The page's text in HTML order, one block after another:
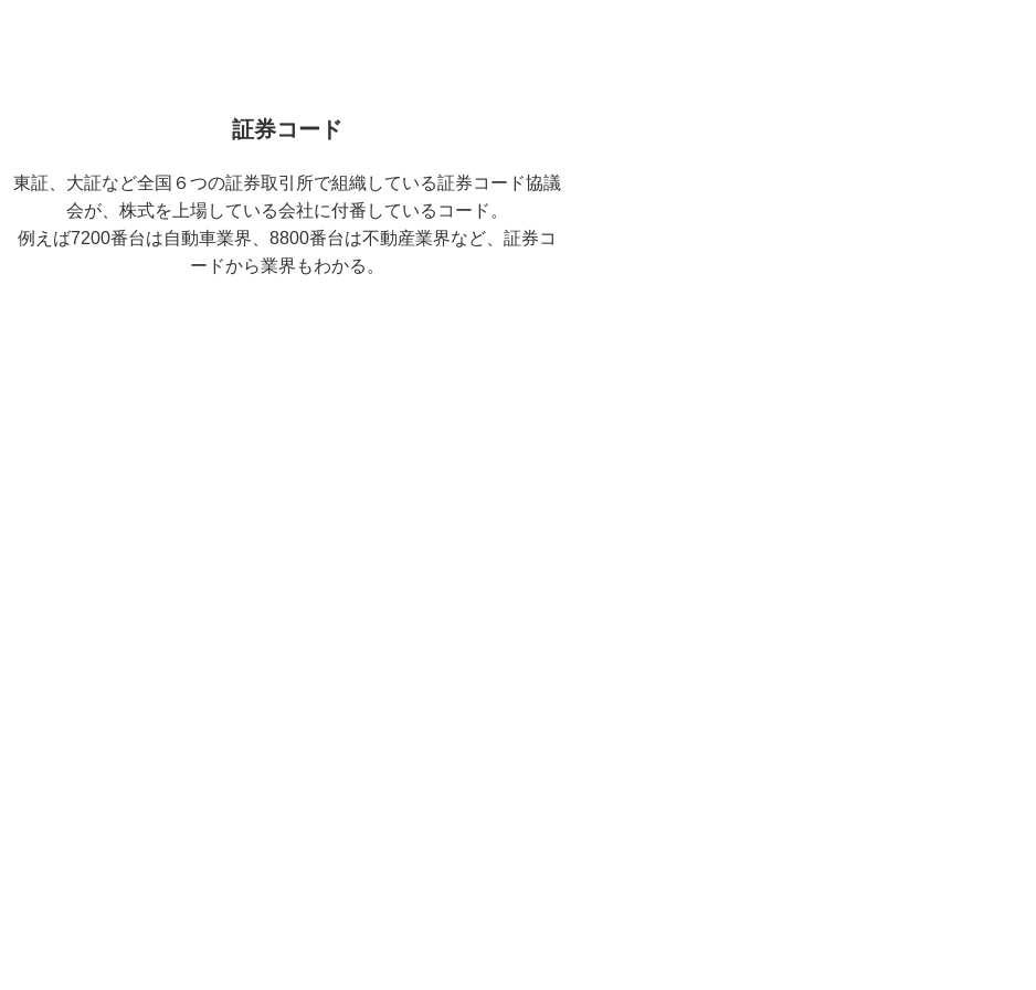
証券コード
東証、大証など全国６つの証券取引所で組織している証券コード協議
会が、株式を上場している会社に付番しているコード。
例えば7200番台は自動車業界、8800番台は不動産業界など、証券コ
ードから業界もわかる。